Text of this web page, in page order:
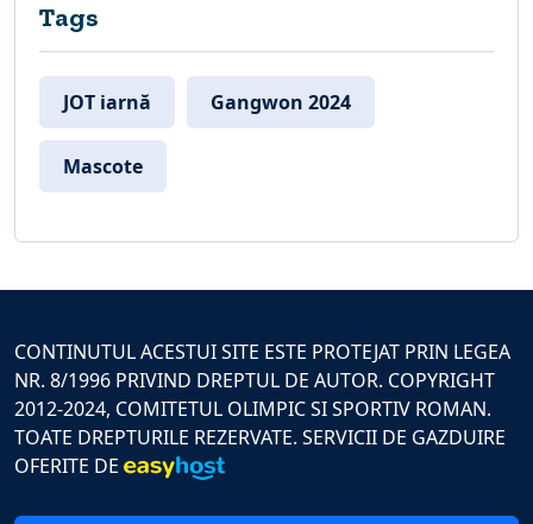
Tags
JOT iarnă Gangwon 2024
Mascote
CONTINUTUL ACESTUI SITE ESTE PROTEJAT PRIN LEGEA
NR. 8/1996 PRIVIND DREPTUL DE AUTOR. COPYRIGHT
2012-2024, COMITETUL OLIMPIC SI SPORTIV ROMAN.
TOATE DREPTURILE REZERVATE. SERVICII DE GAZDUIRE
OFERITE DE